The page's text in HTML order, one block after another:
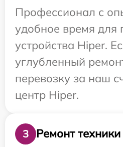
Профессионал с
удобное время для
устройства Hiper.
углубленный
перевозку за наш
центр Hiper.
3
Ремонт техники